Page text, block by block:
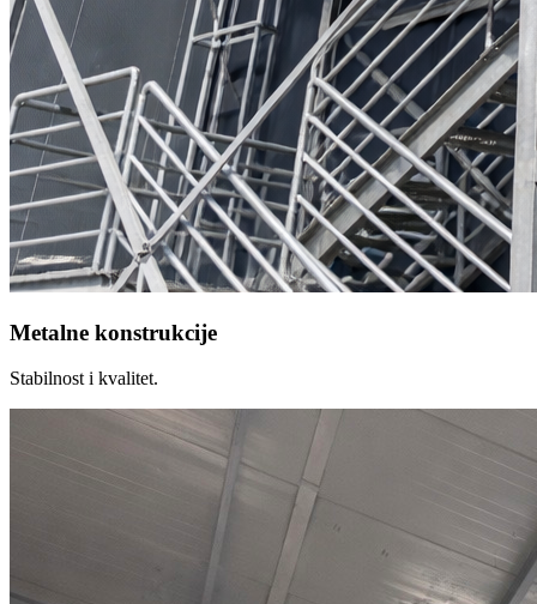
Metalne konstrukcije
Stabilnost i kvalitet.